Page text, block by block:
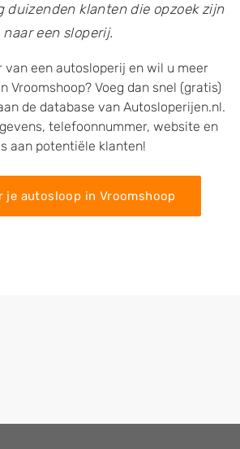
duizenden klanten die opzoek zijn
naar een sloperij.
van een autosloperij en wil u meer
Vroomshoop? Voeg dan snel (gratis)
de database van Autosloperijen.nl.
telefoonnummer, website en
aan potentiële klanten!
je autosloop in Vroomshoop